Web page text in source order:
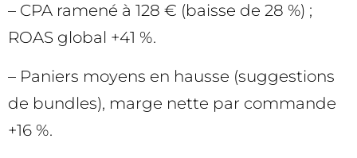
– CPA ramené à 128 € (baisse de 28 %) ;
ROAS global +41 %.
– Paniers moyens en hausse (suggestions
de bundles), marge nette par commande
+16 %.